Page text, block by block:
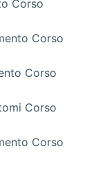
Corso
Corso
Corso
Corso
Corso